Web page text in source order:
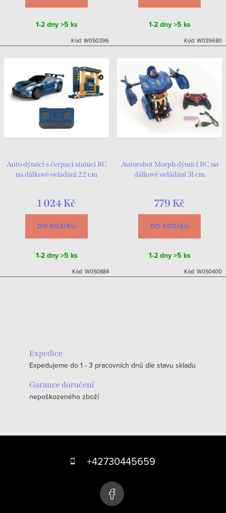
1-2 dny>5 ks
Kód: W050396
1-2 dny>5 ks
Kód: W039680
Auto dýmící s čerpací stanicí RC
na dálkové ovládání 22 cm
1 024 Kč
DO KOŠÍKU
1-2 dny>5 ks
Kód: W050884
Autorobot Morph dýmící RC na
dálkové ovládání 31 cm
779 Kč
DO KOŠÍKU
1-2 dny>5 ks
Kód: W050400
Expedice
Expedujeme do 1 - 3 pracovních dnů dle stavu skladu
Garance doručení
nepoškozeného zboží
+42730445659